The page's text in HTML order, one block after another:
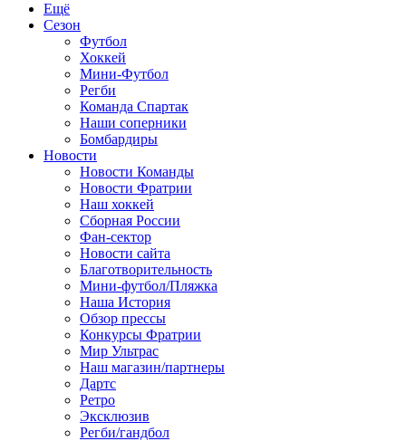
Ещё
Сезон
Футбол
Хоккей
Мини-Футбол
Регби
Команда Спартак
Наши соперники
Бомбардиры
Новости
Новости Команды
Новости Фратрии
Наш хоккей
Сборная России
Фан-cектор
Новости сайта
Благотворительность
Мини-футбол/Пляжка
Наша История
Обзор прессы
Конкурсы Фратрии
Мир Ультрас
Наш магазин/партнеры
Дартс
Ретро
Эксклюзив
Регби/гандбол